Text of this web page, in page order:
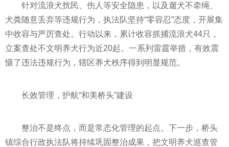
针对流浪犬扰民、伤人等安全隐患，以及遛犬不牵绳、
犬粪随意丢弃等违规行为，执法队坚持“零容忍”态度，开展集
中收容与严厉查处。行动以来，累计收容抓捕流浪犬44只，
立案查处不文明养犬行为近20起。一系列雷霆举措，有效震
慑了违法违规行为，辖区养犬秩序得到明显规范。
长效管理，护航“和美桥头”建设
整治不是终点，而是常态化管理的起点。下一步，桥头
镇综合行政执法队将持续巩固整治成果，把文明养犬巡查管